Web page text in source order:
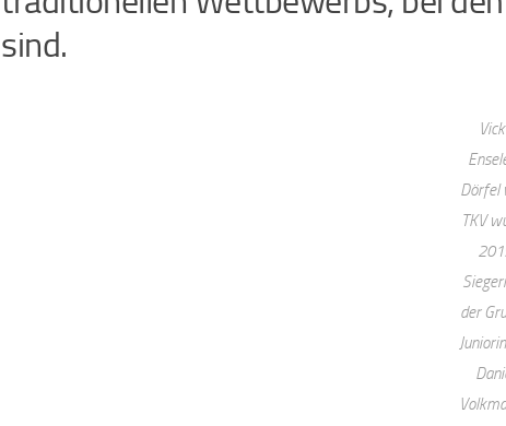
sind.
Dörfel
TKV
der